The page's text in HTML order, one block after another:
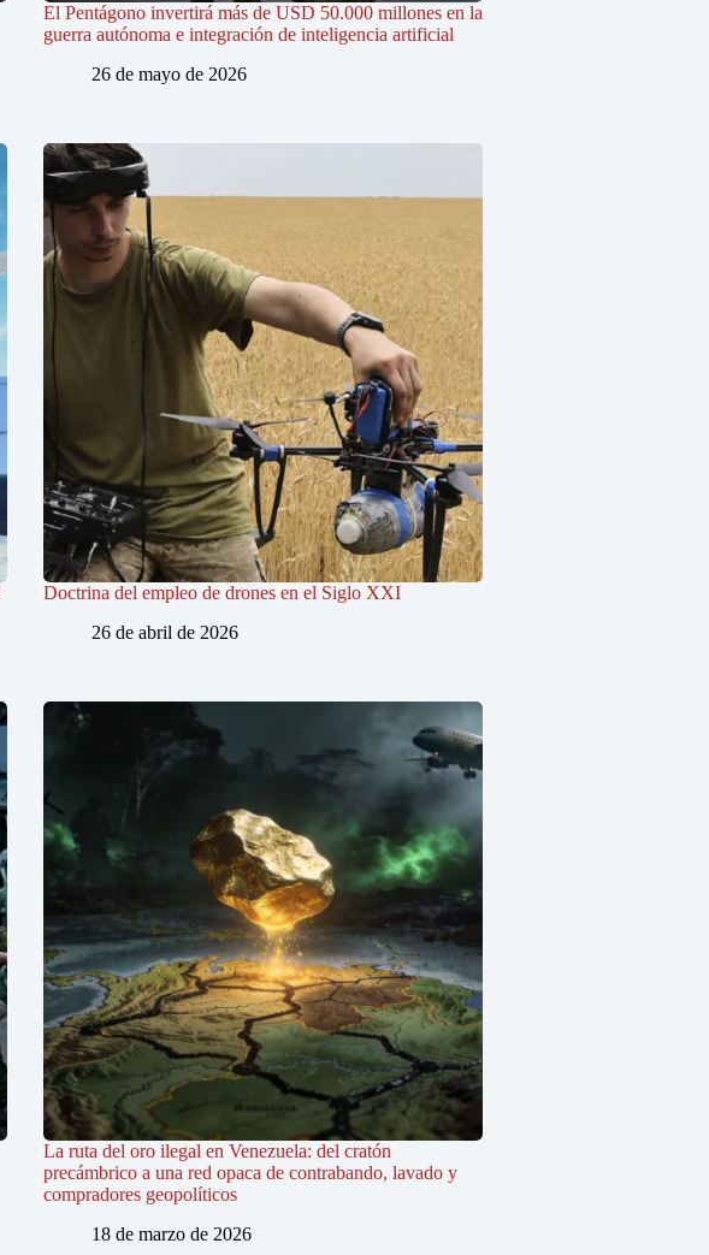
El Pentágono invertirá más de USD 50.000 millones en la
guerra autónoma e integración de inteligencia artificial
26 de mayo de 2026
Doctrina del empleo de drones en el Siglo XXI
26 de abril de 2026
La ruta del oro ilegal en Venezuela: del cratón
precámbrico a una red opaca de contrabando, lavado y
compradores geopolíticos
18 de marzo de 2026